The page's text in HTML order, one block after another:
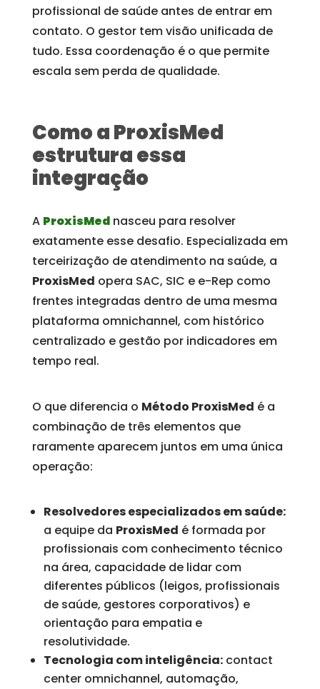
profissional de saúde antes de entrar em
contato. O gestor tem visão unificada de
tudo. Essa coordenação é o que permite
escala sem perda de qualidade.
Como a ProxisMed
estrutura essa
integração
A ProxisMednasceu para resolver
exatamente esse desafio. Especializada em
terceirização de atendimento na saúde, a
ProxisMed opera SAC, SIC e e-Rep como
frentes integradas dentro de uma mesma
plataforma omnichannel, com histórico
centralizado e gestão por indicadores em
tempo real.
O que diferencia o Método ProxisMed é a
combinação de três elementos que
raramente aparecem juntos em uma única
operação:
Resolvedores especializados em saúde:
a equipe da ProxisMed é formada por
profissionais com conhecimento técnico
na área, capacidade de lidar com
diferentes públicos (leigos, profissionais
de saúde, gestores corporativos) e
orientação para empatia e
resolutividade.
Tecnologia com inteligência:contact
center omnichannel, automação,